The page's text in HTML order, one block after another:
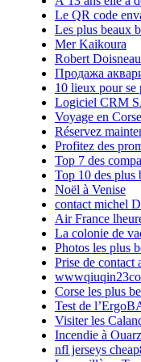
Le QR code
Les plus beaux
Mer Kaikoura
Robert
Продажа
10 lieux pour se
Logiciel CRM
Voyage en
Réservez
Profitez des
Top 7 des
Top 10 des plus
Noël à Venise
contact michel
Air France
La colonie de
Photos les plus
Prise de contact
Corse les plus
Test de
Visiter les
Incendie à
nfl jerseys